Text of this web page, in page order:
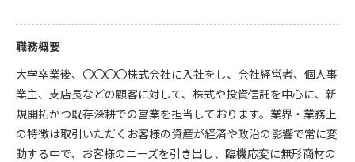
職務概要
大学卒業後、〇〇〇〇株式会社に入社をし、会社経営者、個人事
業主、支店長などの顧客に対して、株式や投資信託を中心に、新
規開拓かつ既存深耕での営業を担当しております。業界・業務上
の特徴は取引いただくお客様の資産が経済や政治の影響で常に変
動する中で、お客様のニーズを引き出し、臨機応変に無形商材の